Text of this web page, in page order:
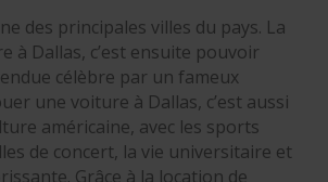
des principales villes du pays. La
à Dallas, c’est ensuite pouvoir
célèbre par un fameux
une voiture à Dallas, c’est aussi
américaine, avec les sports
de concert, la vie universitaire et
Grâce à la location de